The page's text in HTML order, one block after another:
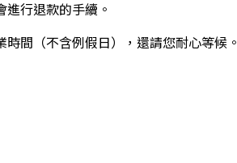
行退款的手續。
間（不含例假日），還請您耐心等候。